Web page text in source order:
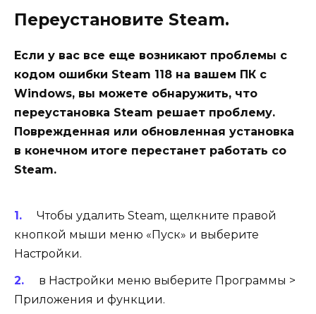
Переустановите Steam.
Если у вас все еще возникают проблемы с
кодом ошибки Steam 118 на вашем ПК с
Windows, вы можете обнаружить, что
переустановка Steam решает проблему.
Поврежденная или обновленная установка
в конечном итоге перестанет работать со
Steam.
Чтобы удалить Steam, щелкните правой
кнопкой мыши меню «Пуск» и выберите
Настройки.
в Настройки меню выберите Программы >
Приложения и функции.